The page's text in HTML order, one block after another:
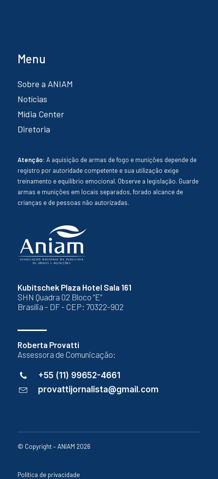
Kubitschek Plaza Hotel Sala 161
SHN Quadra 02 Bloco “E”
Brasília - DF - CEP: 70322-902
Roberta Provatti
Assessora de Comunicação:
+55 (11) 99652-4661
provattijornalista@gmail.com
Menu
Sobre a ANIAM
Notícias
Mídia Center
Diretoria
Atenção: A aquisição de armas de fogo e munições depende de
registro por autoridade competente e sua utilização exige
treinamento e equilíbrio emocional. Observe a legislação. Guarde
armas e munições em locais separados, forado alcance de
crianças e de pessoas não autorizadas.
© Copyright – ANIAM 2026
Política de privacidade